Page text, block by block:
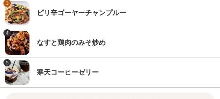
3
ピリ辛ゴーヤーチャンプルー
4
なすと鶏肉のみそ炒め
5
寒天コーヒーゼリー